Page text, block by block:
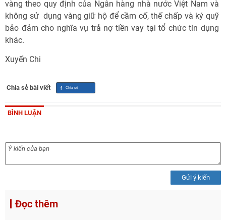
vàng theo quy định của Ngân hàng nhà nước Việt Nam và
không sử dụng vàng giữ hộ để cầm cố, thế chấp và ký quỹ
bảo đảm cho nghĩa vụ trả nợ tiền vay tại tổ chức tín dụng
khác.
Xuyến Chi
Chia sẻ bài viết
BÌNH LUẬN
Gửi ý kiến
Đọc thêm